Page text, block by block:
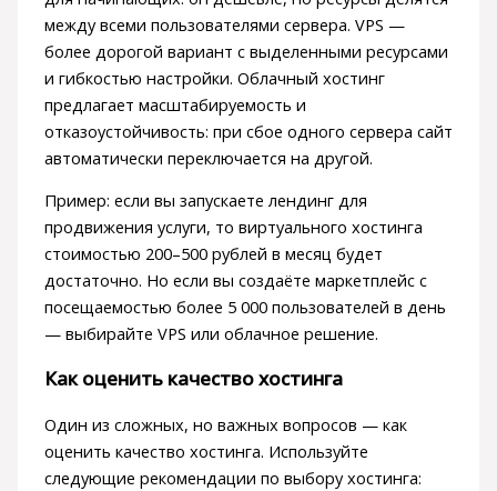
между всеми пользователями сервера. VPS —
более дорогой вариант с выделенными ресурсами
и гибкостью настройки. Облачный хостинг
предлагает масштабируемость и
отказоустойчивость: при сбое одного сервера сайт
автоматически переключается на другой.
Пример: если вы запускаете лендинг для
продвижения услуги, то виртуального хостинга
стоимостью 200–500 рублей в месяц будет
достаточно. Но если вы создаёте маркетплейс с
посещаемостью более 5 000 пользователей в день
— выбирайте VPS или облачное решение.
Как оценить качество хостинга
Один из сложных, но важных вопросов — как
оценить качество хостинга. Используйте
следующие рекомендации по выбору хостинга: